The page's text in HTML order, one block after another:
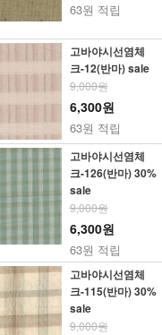
63원 적립
고바야시선염체
크-12(반마) sale
9,000원
6,300원
63원 적립
고바야시선염체
크-126(반마) 30%
sale
9,000원
6,300원
63원 적립
고바야시선염체
크-115(반마) 30%
sale
9,000원